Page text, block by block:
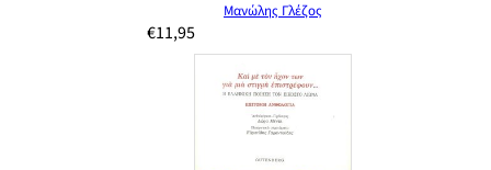
Μανώλης Γλέζος
€11,95